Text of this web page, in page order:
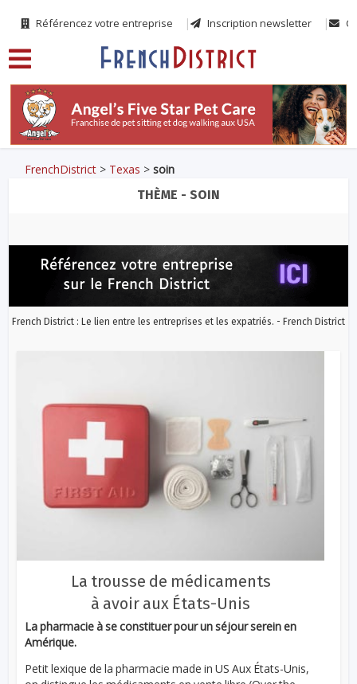
Référencez votre entreprise Inscription newsletter
FrenchDistrict > Texas >soin
THÈME - SOIN
French District : Le lien entre les entreprises et les expatriés. - French District
La trousse de médicaments
à avoir aux États-Unis
La pharmacie à se constituer pour un séjour serein en
Amérique.
Petit lexique de la pharmacie made in US Aux États-Unis,